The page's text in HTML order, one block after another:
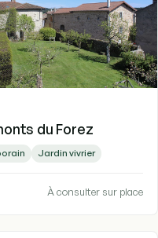
du Forez
Jardin vivrier
À consulter sur place